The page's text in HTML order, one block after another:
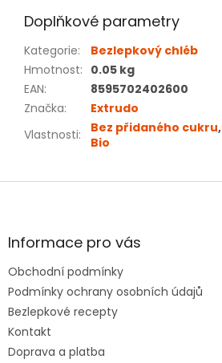
Doplňkové parametry
Kategorie:
Bezlepkový chléb
Hmotnost: 0.05 kg
EAN:
8595702402600
Značka:
Extrudo
Vlastnosti: Bez přidaného cukru,
Bio
Z
aInformace pro vás
Obchodní podmínky
Podmínky ochrany osobních údajů
Bezlepkové recepty
Kontakt
Doprava a platba